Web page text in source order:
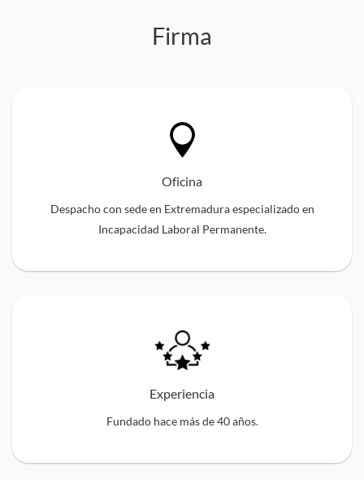
Firma
Oficina
Despacho con sede en Extremadura especializado en
Incapacidad Laboral Permanente.
Experiencia
Fundado hace más de 40 años.